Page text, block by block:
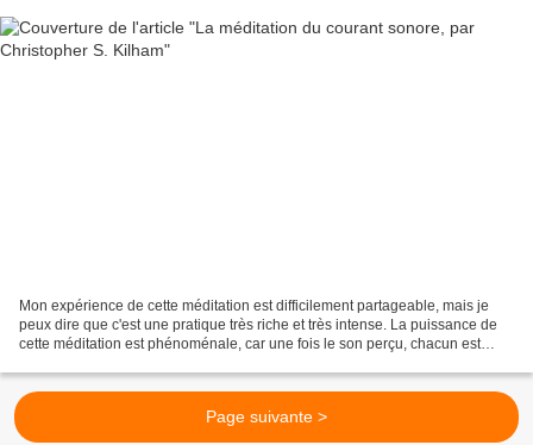
Mon expérience de cette méditation est difficilement partageable, mais je
peux dire que c'est une pratique très riche et très intense. La puissance de
cette méditation est phénoménale, car une fois le son perçu, chacun est
Page suivante >